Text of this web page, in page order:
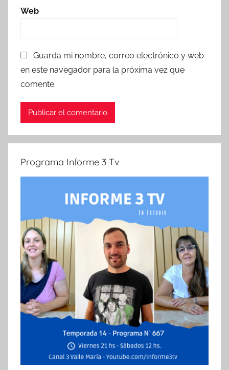
Web
Guarda mi nombre, correo electrónico y web
en este navegador para la próxima vez que
comente.
Programa Informe 3 Tv